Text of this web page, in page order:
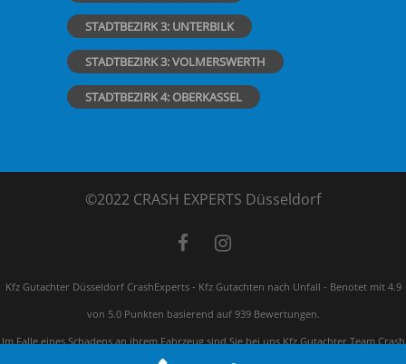
STADTBEZIRK 3: UNTERBILK
STADTBEZIRK 3: VOLMERSWERTH
STADTBEZIRK 4: OBERKASSEL
©2022 CRASH EXPERTS Düsseldorf
Kfz Gutachter Düsseldorf CrashExperts - Kfz Gutachten nach Unfall - Benotet mit 4.9
von 5.0 Punkten basierend auf 939Bewertungen.
Im Falle eines Schadens an ihrem Fahrzeug sind Sie bei uns Kfz Gutachter Team Crash